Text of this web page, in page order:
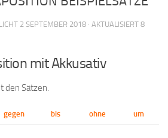
2 SEPTEMBER 2018 · AKTUALISIERT 8
mit Akkusativ
den Sätzen.
gegen bis ohne um